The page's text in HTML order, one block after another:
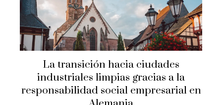
La transición hacia ciudades
industriales limpias gracias a la
responsabilidad social empresarial en